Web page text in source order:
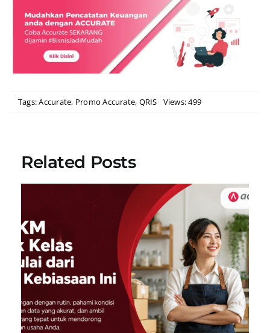
Tags:Accurate, Promo Accurate, QRIS Views: 499
Related Posts